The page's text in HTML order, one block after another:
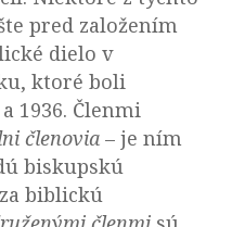
pred založením
dielo v
ktoré boli
1936. Členmi
členovia – je ním
biskupskú
biblickú